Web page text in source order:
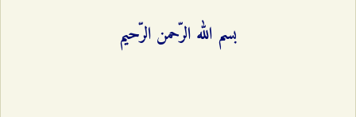
بسم الله الرّحمن الرّحيم‌